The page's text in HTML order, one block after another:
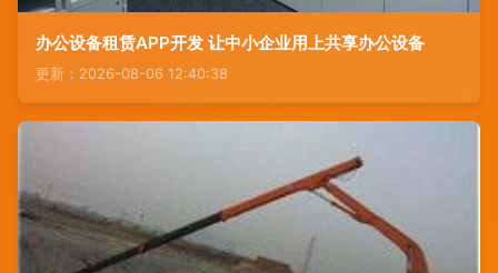
办公设备租赁APP开发 让中小企业用上共享办公设备
更新：2026-08-06 12:40:38